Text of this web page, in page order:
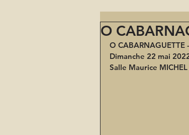
O
O CABARNAGUETTE
Dimanche 22 mai
Salle Maurice